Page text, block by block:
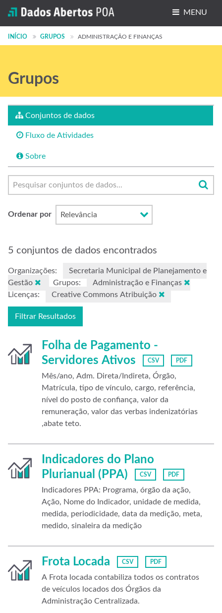
MENU
Conjuntos de dados
Grupos
INÍCIO GRUPOS ADMINISTRAÇÃO E FINANÇAS
Grupos
Conjuntos de dados
Fluxo de Atividades
Sobre
Ordenar por
5 conjuntos de dados encontrados
Organizações:
Secretaria Municipal de Planejamento e
Gestão
Grupos:
Administração e Finanças
Licenças:
Creative Commons Atribuição
Filtrar Resultados
Folha de Pagamento -
Servidores Ativos
CSV PDF
Mês/ano, Adm. Direta/Indireta, Órgão,
Matrícula, tipo de vínculo, cargo, referência,
nível do posto de confiança, valor da
remuneração, valor das verbas indenizatórias
,abate teto.
Indicadores do Plano
Plurianual (PPA)
CSV PDF
Indicadores PPA: Programa, órgão da ação,
Ação, Nome do Indicador, unidade de medida,
medida, periodicidade, data da medição, meta,
medido, sinaleira da medição
Frota Locada CSV PDF
A Frota locada contabiliza todos os contratos
de veículos locados dos Órgãos da
Administração Centralizada.